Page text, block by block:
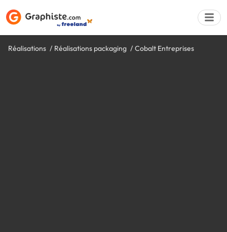
Réalisations Réalisations packaging Cobalt Entreprises